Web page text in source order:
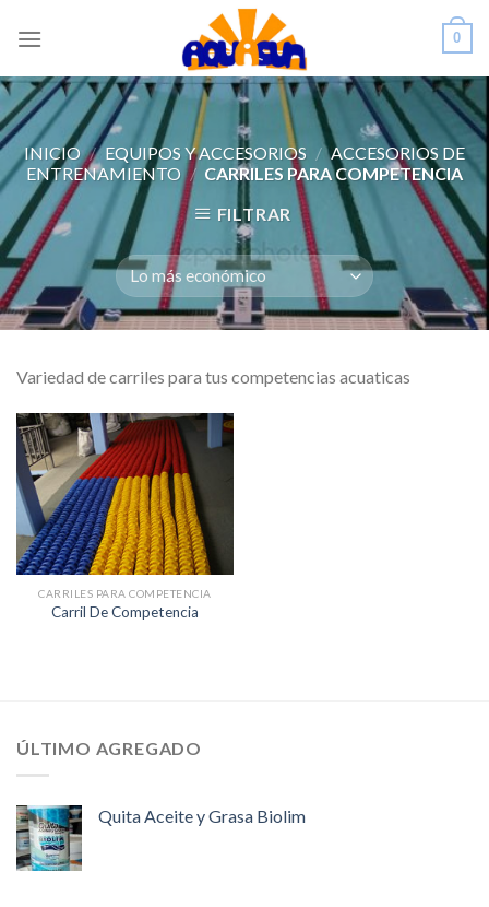
0
INICIO / EQUIPOS Y ACCESORIOS / ACCESORIOS DE
ENTRENAMIENTO / CARRILES PARA COMPETENCIA
FILTRAR
Variedad de carriles para tus competencias acuaticas
CARRILES PARA COMPETENCIA
Carril De Competencia
ÚLTIMO AGREGADO
Quita Aceite y Grasa Biolim